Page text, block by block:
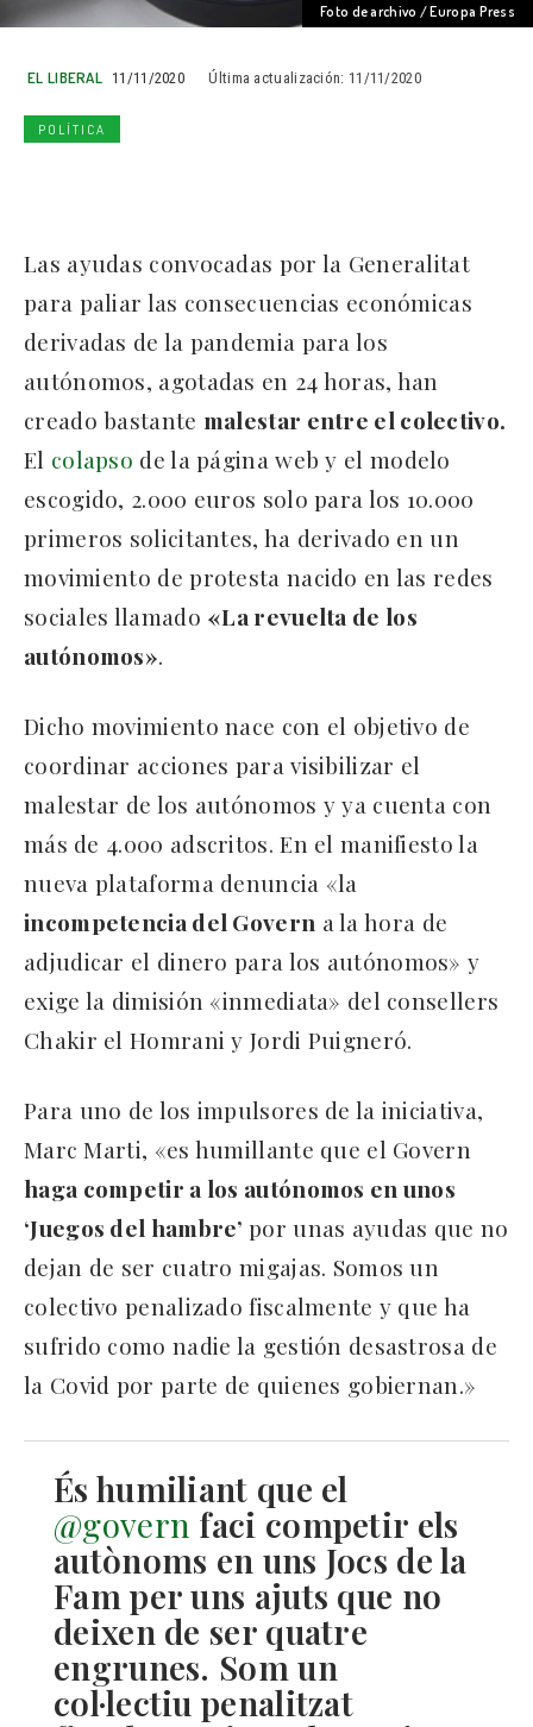
Foto de archivo / Europa Press
EL LIBERAL 11/11/2020 Última actualización: 11/11/2020
POLÍTICA
Las ayudas convocadas por la Generalitat
para paliar las consecuencias económicas
derivadas de la pandemia para los
autónomos, agotadas en 24 horas, han
creado bastante malestar entre el colectivo.
El colapso de la página web y el modelo
escogido, 2.000 euros solo para los 10.000
primeros solicitantes, ha derivado en un
movimiento de protesta nacido en las redes
sociales llamado «La revuelta de los
autónomos».
Dicho movimiento nace con el objetivo de
coordinar acciones para visibilizar el
malestar de los autónomos y ya cuenta con
más de 4.000 adscritos. En el manifiesto la
nueva plataforma denuncia «la
incompetencia del Govern a la hora de
adjudicar el dinero para los autónomos» y
exige la dimisión «inmediata» del consellers
Chakir el Homrani y Jordi Puigneró.
Para uno de los impulsores de la iniciativa,
Marc Marti, «es humillante que el Govern
haga competir a los autónomos en unos
‘Juegos del hambre’por unas ayudas que no
dejan de ser cuatro migajas. Somos un
colectivo penalizado fiscalmente y que ha
sufrido como nadie la gestión desastrosa de
la Covid por parte de quienes gobiernan.»
És humiliant que el
@govern faci competir els
autònoms en uns Jocs de la
Fam per uns ajuts que no
deixen de ser quatre
engrunes. Som un
col·lectiu penalitzat